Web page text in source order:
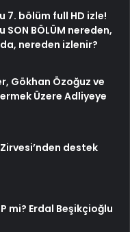
7. bölüm full HD izle!
SON BÖLÜM nereden,
nereden izlenir?
Gökhan Özoğuz ve
Üzere Adliyeye
destek
mi? Erdal Beşikçioğlu